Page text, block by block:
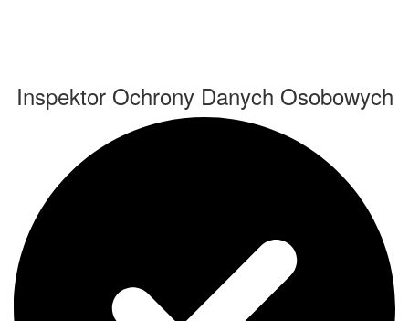
Inspektor Ochrony Danych Osobowych